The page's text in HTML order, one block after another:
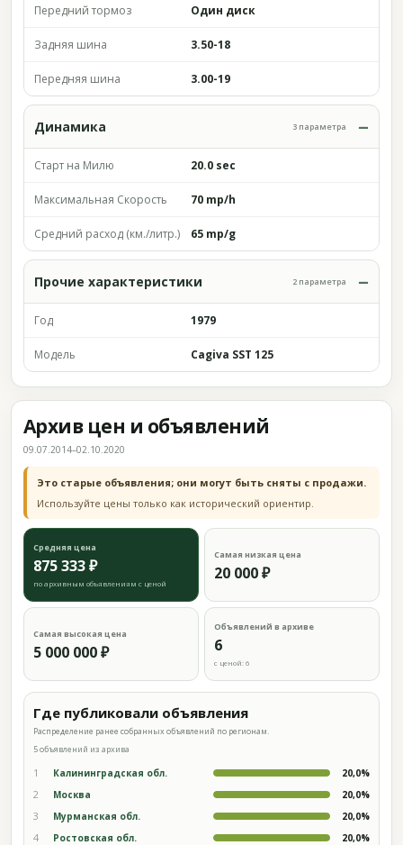
Передний тормоз Один диск
Задняя шина 3.50-18
Передняя шина 3.00-19
Динамика 3 параметра
Старт на Милю 20.0 sec
Максимальная Скорость 70 mp/h
Средний расход (км./литр.) 65 mp/g
Прочие характеристики 2 параметра
Год 1979
Модель Cagiva SST 125
Архив цен и объявлений
09.07.2014–02.10.2020
Это старые объявления; они могут быть сняты с продажи.
Используйте цены только как исторический ориентир.
Средняя цена
875 333 ₽
по архивным объявлениям с ценой
Самая низкая цена
20 000 ₽
Самая высокая цена
5 000 000 ₽
Объявлений в архиве
6
с ценой: 6
Где публиковали объявления
Распределение ранее собранных объявлений по регионам.
5 объявлений из архива
1 Калининградская обл. 20,0%
2 Москва 20,0%
3 Мурманская обл. 20,0%
4 Ростовская обл. 20,0%